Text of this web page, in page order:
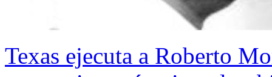
Texas ejecuta a Roberto